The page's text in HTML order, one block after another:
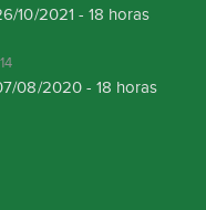
10/2021 - 18 horas
08/2020 - 18 horas